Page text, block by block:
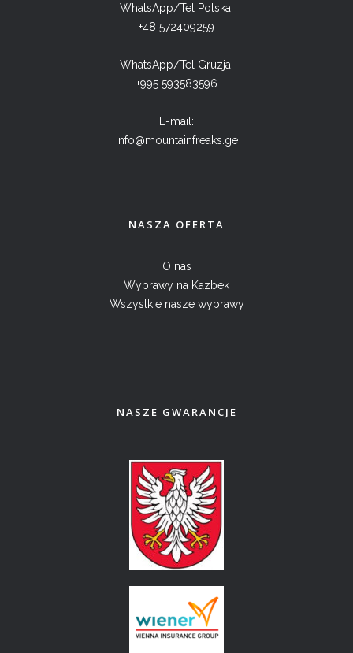
WhatsApp/Tel Polska:
+48 572409259
WhatsApp/Tel Gruzja:
+995 593583596
E-mail:
info@mountainfreaks.ge
NASZA OFERTA
O nas
Wyprawy na Kazbek
Wszystkie nasze wyprawy
NASZE GWARANCJE